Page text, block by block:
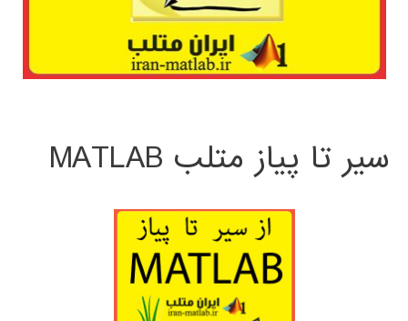
سیر تا پیاز متلب MATLAB